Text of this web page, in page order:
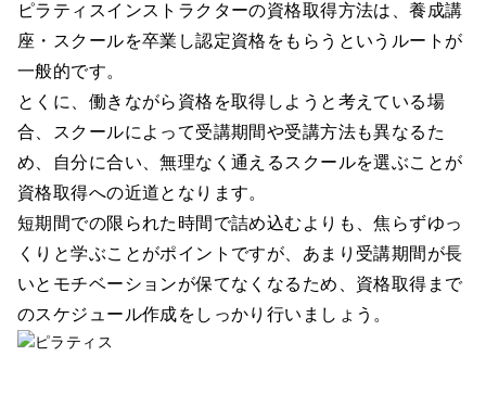
ピラティスインストラクターの資格取得方法は、養成講
座・スクールを卒業し認定資格をもらうというルートが
一般的です。
とくに、働きながら資格を取得しようと考えている場
合、スクールによって受講期間や受講方法も異なるた
め、自分に合い、無理なく通えるスクールを選ぶことが
資格取得への近道となります。
短期間での限られた時間で詰め込むよりも、焦らずゆっ
くりと学ぶことがポイントですが、あまり受講期間が長
いとモチベーションが保てなくなるため、資格取得まで
のスケジュール作成をしっかり行いましょう。